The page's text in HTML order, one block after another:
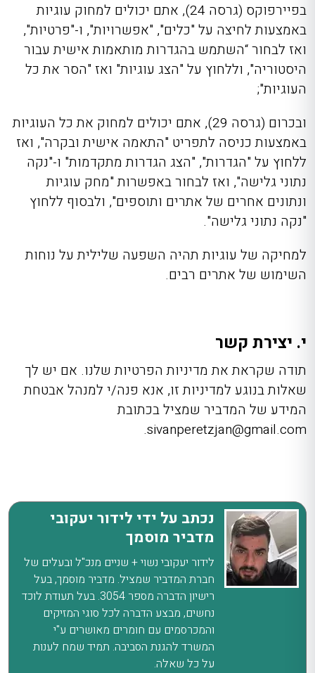
בפיירפוקס (גרסה 24), אתם יכולים למחוק עוגיות
באמצעות לחיצה על "כלים", "אפשרויות", ו-"פרטיות",
ואז לבחור “השתמש בהגדרות מותאמות אישית עבור
היסטוריה", וללחוץ על "הצג עוגיות" ואז "הסר את כל
העוגיות";
ובכרום (גרסה 29), אתם יכולים למחוק את כל העוגיות
באמצעות כניסה לתפריט "התאמה אישית ובקרה", ואז
ללחוץ על "הגדרות", "הצג הגדרות מתקדמות" ו-"נקה
נתוני גלישה", ואז לבחור באפשרות "מחק עוגיות
ונתונים אחרים של אתרים ותוספים", ולבסוף ללחוץ
"נקה נתוני גלישה".
למחיקה של עוגיות תהיה השפעה שלילית על נוחות
השימוש של אתרים רבים.
י. יצירת קשר
תודה שקראת את מדיניות הפרטיות שלנו. אם יש לך
שאלות בנוגע למדיניות זו, אנא פנה/י למנהל אבטחת
המידע של המדביר שמציל בכתובת
sivanperetzjan@gmail.com
.
נכתב על ידי לידור יעקובי
מדביר מוסמך
לידור יעקובי נשוי + שניים מנכ"ל ובעלים של
חברת המדביר שמציל. מדביר מוסמך, בעל
רישיון הדברה מספר 3054. בעל תעודת לוכד
נחשים, מבצע הדברה לכל סוגי המזיקים
והמכרסמים עם חומרים מאושרים ע"י
המשרד להגנת הסביבה. תמיד שמח לענות
על כל שאלה.